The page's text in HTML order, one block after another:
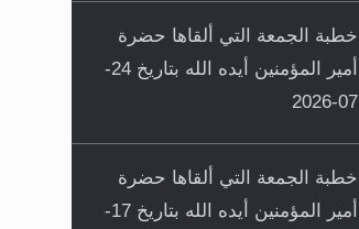
خطبة الجمعة التي ألقاها حضرة
أمير المؤمنين أيده الله بتاريخ 24-
07-2026
خطبة الجمعة التي ألقاها حضرة
أمير المؤمنين أيده الله بتاريخ 17-